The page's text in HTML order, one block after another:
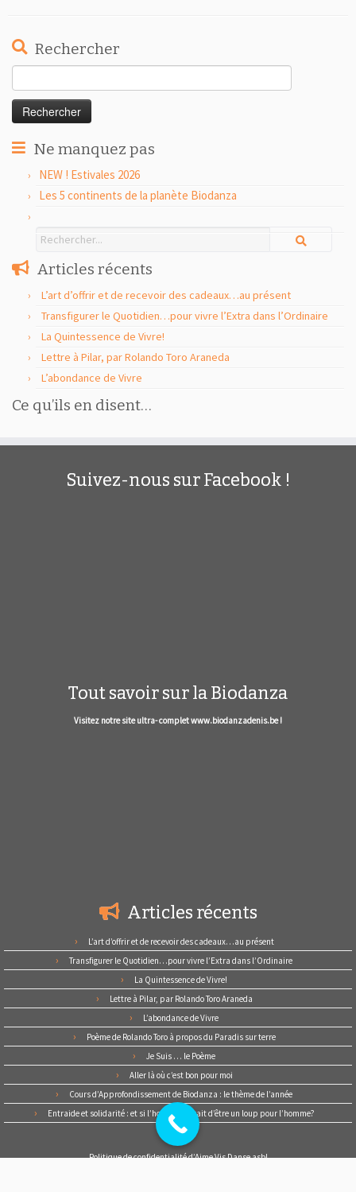
Rechercher
Ne manquez pas
NEW ! Estivales 2026
Les 5 continents de la planète Biodanza
Articles récents
L’art d’offrir et de recevoir des cadeaux…au présent
Transfigurer le Quotidien…pour vivre l’Extra dans l’Ordinaire
La Quintessence de Vivre!
Lettre à Pilar, par Rolando Toro Araneda
L’abondance de Vivre
Ce qu’ils en disent…
Suivez-nous sur Facebook !
Tout savoir sur la Biodanza
Visitez notre site ultra- complet www.biodanzadenis.be !
Articles récents
L’art d’offrir et de recevoir des cadeaux…au présent
Transfigurer le Quotidien…pour vivre l’Extra dans l’Ordinaire
La Quintessence de Vivre!
Lettre à Pilar, par Rolando Toro Araneda
L’abondance de Vivre
Poème de Rolando Toro à propos du Paradis sur terre
Je Suis … le Poème
Aller là où c’est bon pour moi
Cours d’Approfondissement de Biodanza : le thème de l’année
Entraide et solidarité : et si l’homme cessait d’être un loup pour l’homme?
Politique de confidentialité d’Aime Vis Danse asbl